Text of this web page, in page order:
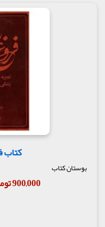
ابن ندیم: اولین کتابی
کتاب سلیم بن قیس
قاضی بدرالدین سبکی:
شد کتاب سلیم است.
ملاحیدرعلی فیض
شیعه مورد اتفاق
مولف : سلیم بن قیس
ناشر : انتشارات آرام دل
کتاب
بوستان کتاب
900,000 تومان